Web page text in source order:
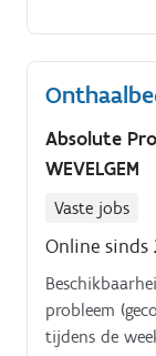
leiden: Je
deze waar
Absolute
WEVELGEM
Vaste jobs
Online sinds
probleem
tijdens de